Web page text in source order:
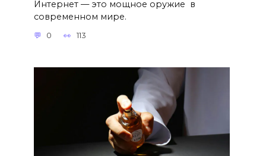
Интернет — это мощное оружие в
современном мире.
0 113